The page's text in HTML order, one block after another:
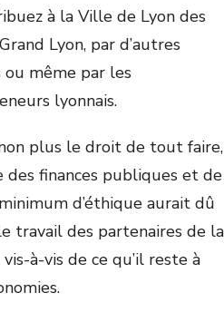
à la Ville de Lyon des
Lyon, par d’autres
même par les
lyonnais.
plus le droit de tout faire,
finances publiques et de
d’éthique aurait dû
travail des partenaires de la
à-vis de ce qu’il reste à